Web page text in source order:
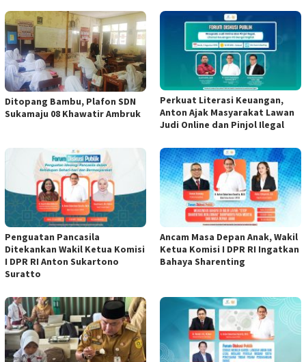
Ditopang Bambu, Plafon SDN
Sukamaju 08 Khawatir Ambruk
Perkuat Literasi Keuangan,
Anton Ajak Masyarakat Lawan
Judi Online dan Pinjol Ilegal
Penguatan Pancasila
Ditekankan Wakil Ketua Komisi
I DPR RI Anton Sukartono
Suratto
Ancam Masa Depan Anak, Wakil
Ketua Komisi I DPR RI Ingatkan
Bahaya Sharenting